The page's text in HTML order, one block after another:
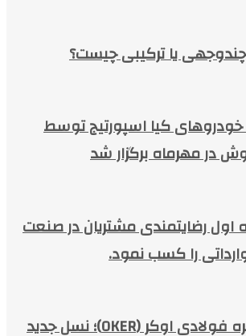
یا ترکیبی چیست؟
کیا اسپورتیج توسط
در مهرماه برگزار شد
اول رضایتمندی مشتریان در صنعت
را کسب نمود.
معرفی کرکره فولادی اوکر (OKER)؛ نسل جدید